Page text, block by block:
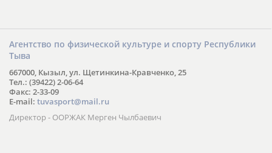
Агентство по физической культуре и спорту Республики
Тыва
667000, Кызыл, ул. Щетинкина-Кравченко, 25
Тел.: (39422) 2-06-64
Факс: 2-33-09
E-mail: tuvasport@mail.ru
Директор - ООРЖАК Мерген Чылбаевич